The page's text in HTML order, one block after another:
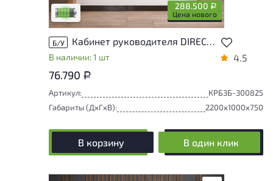
288.500 Р
Цена нового
Низкая степень износа
Б/У Кабинет руководителя DIRECTORIA KYU DM ЛДСП Зебрано Россия
В наличии: 1 шт 4.5
76.790 Р
Артикул:
КРБЗБ-300825
Габариты (ДxГxВ):
2200x1000x750
В корзину В один клик